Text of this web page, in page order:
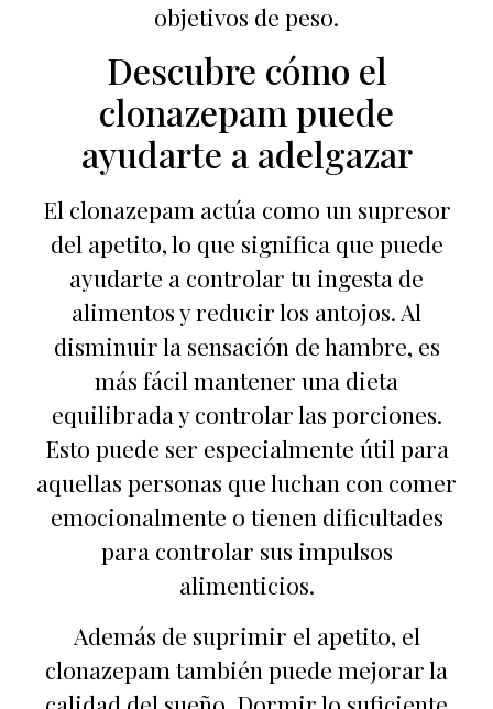
objetivos de peso.
Descubre cómo el
clonazepam puede
ayudarte a adelgazar
El clonazepam actúa como un supresor
del apetito, lo que significa que puede
ayudarte a controlar tu ingesta de
alimentos y reducir los antojos. Al
disminuir la sensación de hambre, es
más fácil mantener una dieta
equilibrada y controlar las porciones.
Esto puede ser especialmente útil para
aquellas personas que luchan con comer
emocionalmente o tienen dificultades
para controlar sus impulsos
alimenticios.
Además de suprimir el apetito, el
clonazepam también puede mejorar la